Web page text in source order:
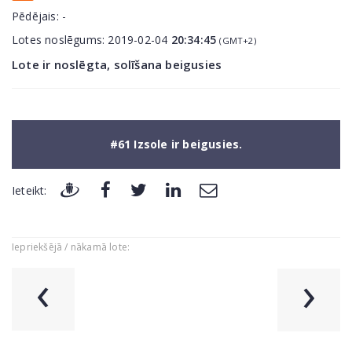
Pēdējais: -
Lotes noslēgums: 2019-02-04 20:34:45 (GMT+2)
Lote ir noslēgta, solīšana beigusies
#61 Izsole ir beigusies.
Ieteikt:
Iepriekšējā / nākamā lote:
‹ ›